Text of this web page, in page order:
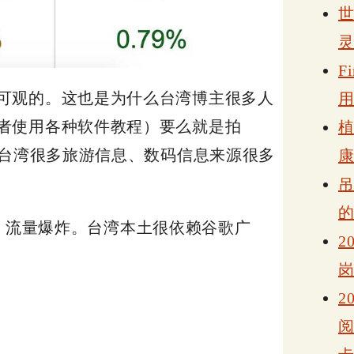
观的。这也是为什么台湾博主很多人
使用各种软件教程）要么就是拍
湾很多旅游信息、数码信息来源很多
量爆炸。台湾本土很依赖谷歌广